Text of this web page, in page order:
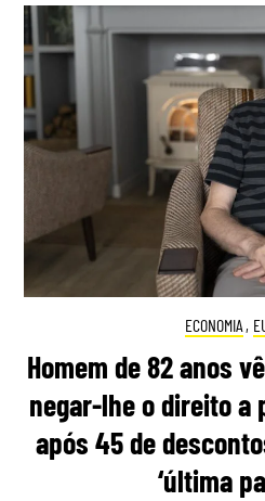
ECONOMIA ,
Homem de 82 anos
negar-lhe o direito a
após 45 de
‘última